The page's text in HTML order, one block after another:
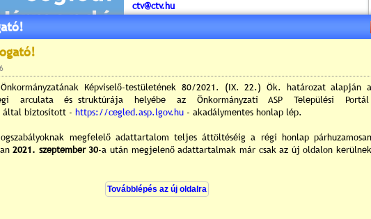
ctv@ctv.hu
Megjelenik kéthetente 16.000 példányban
Megtekintés az újság eredeti formájában:
2026
2026.01.29. - ( PDF: 2 790 KB )